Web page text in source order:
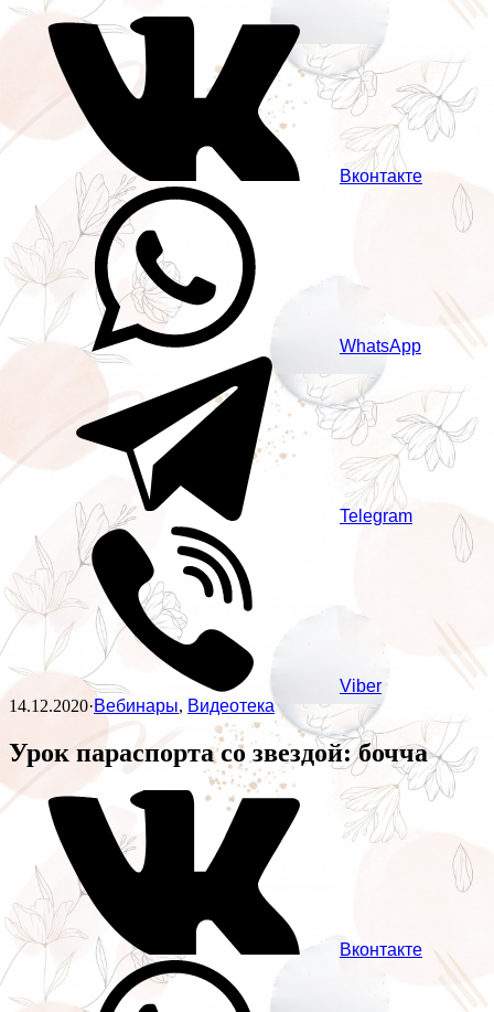
Вконтакте
WhatsApp
Telegram
Viber
14.12.2020·Вебинары, Видеотека
Урок параспорта со звездой: бочча
Вконтакте